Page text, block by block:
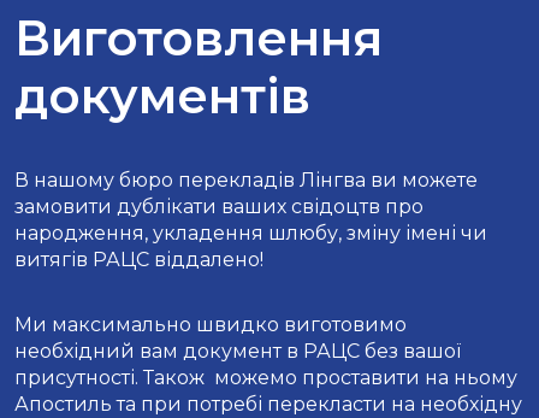
Виготовлення
документів
В нашому бюро перекладів Лінгва ви можете
замовити дублікати ваших свідоцтв про
народження, укладення шлюбу, зміну імені чи
витягів РАЦС віддалено!
Ми максимально швидко виготовимо
необхідний вам документ в РАЦС без вашої
присутності. Також можемо проставити на ньому
Апостиль та при потребі перекласти на необхідну